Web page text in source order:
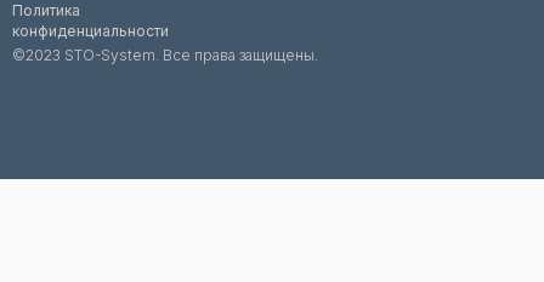
©2023 STO-System. Все права защищены.
Политика
конфиденциальности